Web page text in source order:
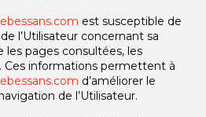
est susceptible de
l’Utilisateur concernant sa
les pages consultées, les
Ces informations permettent à
d’améliorer le
de l’Utilisateur.